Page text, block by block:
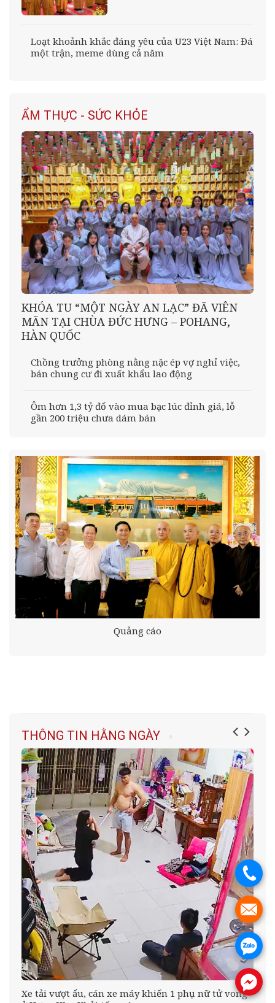
Loạt khoảnh khắc đáng yêu của U23 Việt Nam: Đá
một trận, meme dùng cả năm
ẨM THỰC - SỨC KHỎE
KHÓA TU “MỘT NGÀY AN LẠC” ĐÃ VIÊN
MÃN TẠI CHÙA ĐỨC HƯNG – POHANG,
HÀN QUỐC
Chồng trưởng phòng nằng nặc ép vợ nghỉ việc,
bán chung cư đi xuất khẩu lao động
Ôm hơn 1,3 tỷ đổ vào mua bạc lúc đỉnh giá, lỗ
gần 200 triệu chưa dám bán
Quảng cáo
THÔNG TIN HẰNG NGÀY
Xe tải vượt ẩu, cán xe máy khiến 1 phụ nữ tử vong
.
.
.
.